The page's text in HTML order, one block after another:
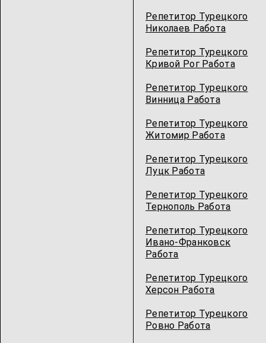
Репетитор Турецкого
Николаев Работа
Репетитор Турецкого
Кривой Рог Работа
Репетитор Турецкого
Винница Работа
Репетитор Турецкого
Житомир Работа
Репетитор Турецкого
Луцк Работа
Репетитор Турецкого
Тернополь Работа
Репетитор Турецкого
Ивано-Франковск
Работа
Репетитор Турецкого
Херсон Работа
Репетитор Турецкого
Ровно Работа